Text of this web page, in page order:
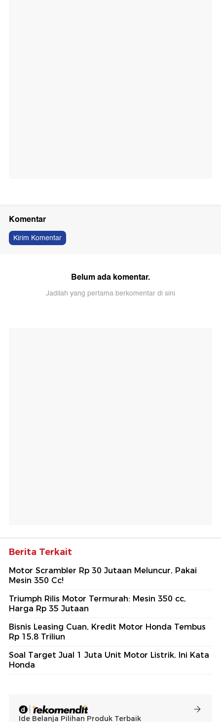
Komentar
Kirim Komentar
Belum ada komentar.
Jadilah yang pertama berkomentar di sini
Berita Terkait
Motor Scrambler Rp 30 Jutaan Meluncur, Pakai
Mesin 350 Cc!
Triumph Rilis Motor Termurah: Mesin 350 cc,
Harga Rp 35 Jutaan
Bisnis Leasing Cuan, Kredit Motor Honda Tembus
Rp 15,8 Triliun
Soal Target Jual 1 Juta Unit Motor Listrik, Ini Kata
Honda